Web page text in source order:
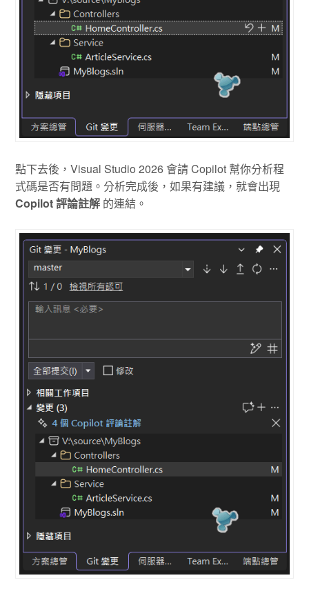
點下去後，Visual Studio 2026 會請 Copilot 幫你分析程
式碼是否有問題。分析完成後，如果有建議，就會出現
Copilot 評論註解 的連結。